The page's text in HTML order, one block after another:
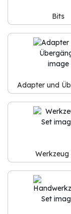
Bits
Adapter und
Werkzeug